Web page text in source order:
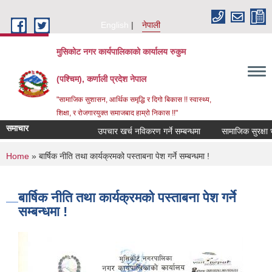
English
नेपाली
मुसिकोट नगर कार्यपालिकाको कार्यालय रुकुम
(पश्चिम), कर्णाली प्रदेश नेपाल
"सामाजिक सुशासन, आर्थिक समृद्धि र दिगो बिकास !! स्वास्थ्य,
शिक्षा, र रोजगारयुक्त समाजबाद हाम्रो निकास !!"
समाचार उपचार खर्च नविकरण गर्ने सम्बन्धमा
You are here
Home » बार्षिक नीति तथा कार्यक्रमको पस्ताबना पेश गर्ने सम्बन्धमा !
बार्षिक नीति तथा कार्यक्रमको पस्ताबना पेश गर्ने
सम्बन्धमा !